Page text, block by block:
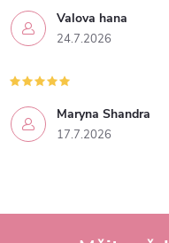
Valova hana
24.7.2026
Maryna Shandra
17.7.2026